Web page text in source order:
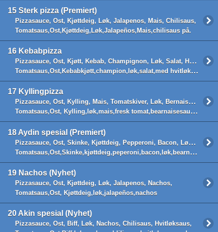
15 Sterk pizza (Premiert)
Pizzasauce, Ost, Kjøttdeig, Løk, Jalapenos, Mais, Chilisaus,
Tomatsaus,Ost,Kjøttdeig,Løk,Jalapeños,Mais,chilisaus på.
16 Kebabpizza
Pizzasauce, Ost, Kjøtt, Kebab, Champignon, Løk, Salat, Hvitløksaus,
Tomatsaus,Ost,Kebabkjøtt,champion,løk,salat,med hvitløksaus på.
17 Kyllingpizza
Pizzasauce, Ost, Kylling, Mais, Tomatskiver, Løk, Bernaisesaus,
Tomatsaus,Ost, Kylling,løk,mais,fresk tomat,bearnaisesaus ved siden av
18 Aydin spesial (Premiert)
Pizzasauce, Ost, Skinke, Kjøttdeig, Pepperoni, Bacon, Løk, Bernaisesaus,
Tomatsaus,Ost,Skinke,kjøttdeig,peperoni,bacon,løk,bearnaisesaus ved siden av
19 Nachos (Nyhet)
Pizzasauce, Ost, Kjøttdeig, Løk, Jalapenos, Nachos,
Tomatsaus,Ost, Kjøttdeig,løk,jalapeños,nachos
20 Akin spesial (Nyhet)
Pizzasauce, Ost, Biff, Løk, Nachos, Chilisaus, Hvitløksaus,